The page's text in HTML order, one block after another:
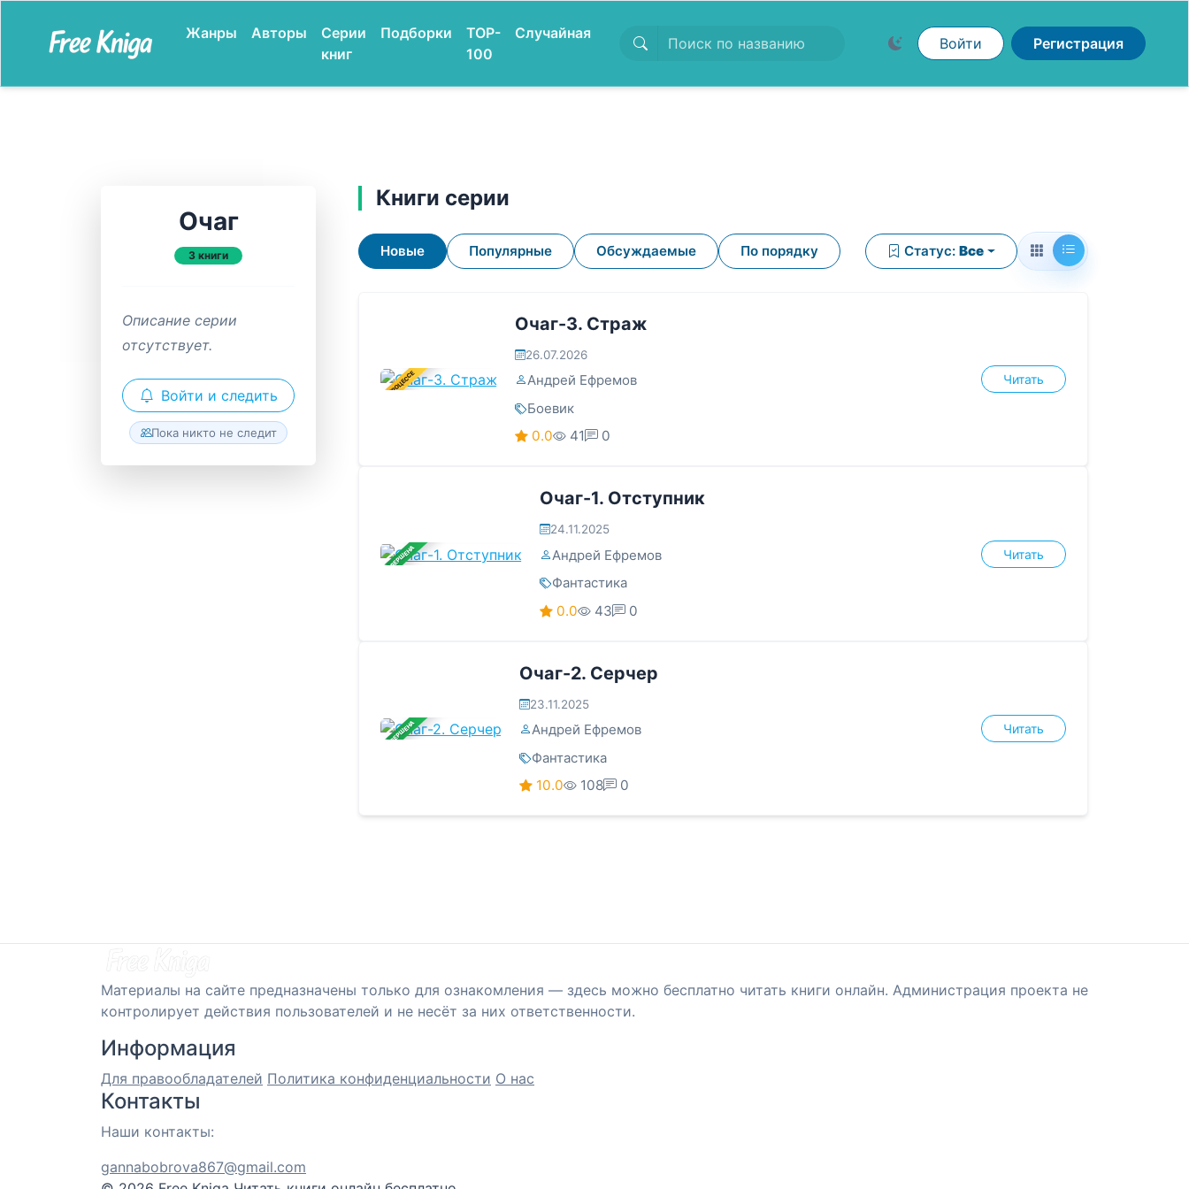
Жанры Авторы
Серии
книг
Подборки
TOP-
100
Случайная
Войти Регистрация
Очаг
3 книги
Описание серии
отсутствует.
Войти и следить
Пока никто не следит
Книги серии
Новые Популярные Обсуждаемые По порядку Статус: Все
В ПРОЦЕССЕ
Очаг-3. Страж
26.07.2026
Андрей Ефремов
Боевик
0.0
41 0
Читать
ЗАВЕРШЕНА
Очаг-1. Отступник
24.11.2025
Андрей Ефремов
Фантастика
0.0
43 0
Читать
ЗАВЕРШЕНА
Очаг-2. Серчер
23.11.2025
Андрей Ефремов
Фантастика
10.0
108 0
Читать
Материалы на сайте предназначены только для ознакомления — здесь можно бесплатно читать книги онлайн. Администрация проекта не
контролирует действия пользователей и не несёт за них ответственности.
Информация
Для правообладателей Политика конфиденциальности О нас
Контакты
Наши контакты:
gannabobrova867@gmail.com